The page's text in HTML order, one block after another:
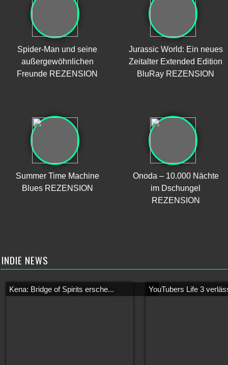
Spider-Man und seine
außergewöhnlichen
Freunde REZENSION
Jurassic World: Ein neues
Zeitalter Extended Edition
BluRay REZENSION
Summer Time Machine
Blues REZENSION
Onoda – 10.000 Nächte
im Dschungel
REZENSION
INDIE NEWS
Kena: Bridge of Spirits ersche... YouTubers Life 3